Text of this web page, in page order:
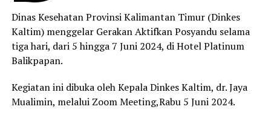
Dinas Kesehatan Provinsi Kalimantan Timur (Dinkes
Kaltim) menggelar Gerakan Aktifkan Posyandu selama
tiga hari, dari 5 hingga 7 Juni 2024, di Hotel Platinum
Balikpapan.
Kegiatan ini dibuka oleh Kepala Dinkes Kaltim, dr. Jaya
Mualimin, melalui Zoom Meeting,Rabu 5 Juni 2024.